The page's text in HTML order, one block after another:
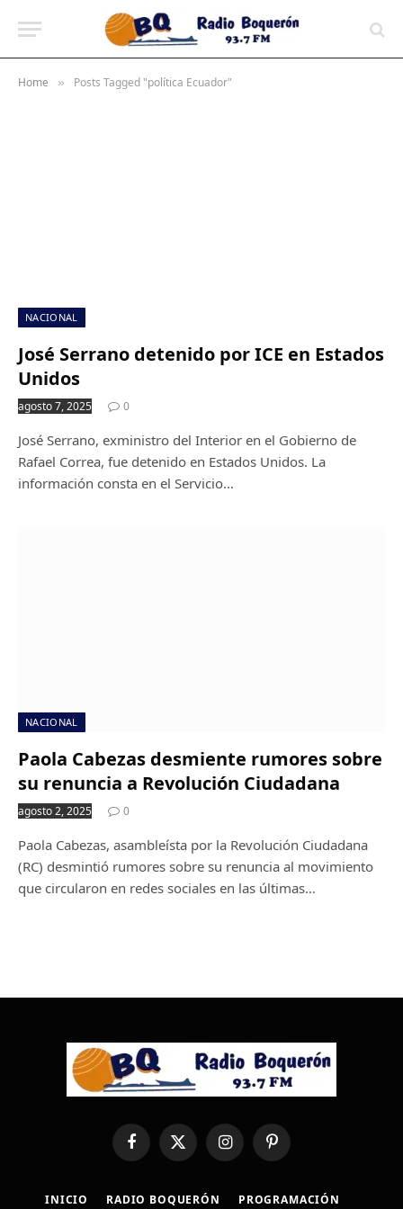
Home » Posts Tagged "política Ecuador"
NACIONAL
José Serrano detenido por ICE en Estados
Unidos
agosto 7, 2025 0
José Serrano, exministro del Interior en el Gobierno de
Rafael Correa, fue detenido en Estados Unidos. La
información consta en el Servicio…
NACIONAL
Paola Cabezas desmiente rumores sobre
su renuncia a Revolución Ciudadana
agosto 2, 2025 0
Paola Cabezas, asambleísta por la Revolución Ciudadana
(RC) desmintió rumores sobre su renuncia al movimiento
que circularon en redes sociales en las últimas…
FacebookX
(Twitter)
InstagramPinterest
INICIO RADIO BOQUERÓN PROGRAMACIÓN